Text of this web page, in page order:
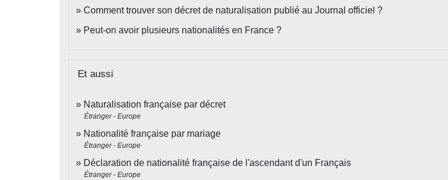
Comment trouver son décret de naturalisation publié au Journal officiel ?
Peut-on avoir plusieurs nationalités en France ?
Et aussi
Naturalisation française par décret
Étranger - Europe
Nationalité française par mariage
Étranger - Europe
Déclaration de nationalité française de l'ascendant d'un Français
Étranger - Europe